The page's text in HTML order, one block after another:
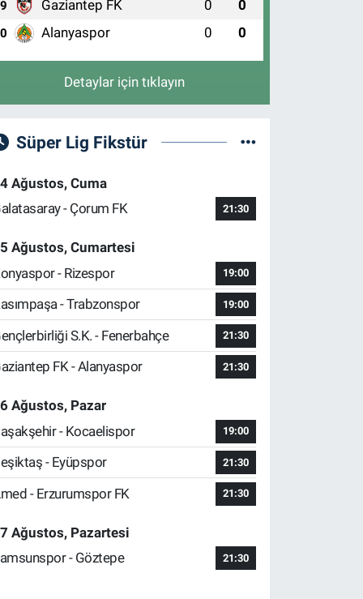
9 Gaziantep FK 0 0
Alanyaspor 0 0
Detaylar için tıklayın
Süper Lig Fikstür
Ağustos, Cuma
- Çorum FK
21:30
Ağustos, Cumartesi
- Rizespor
19:00
- Trabzonspor 19:00
S.K. - Fenerbahçe 21:30
FK - Alanyaspor 21:30
Ağustos, Pazar
- Kocaelispor
19:00
- Eyüpspor 21:30
- Erzurumspor FK 21:30
Ağustos, Pazartesi
- Göztepe
21:30